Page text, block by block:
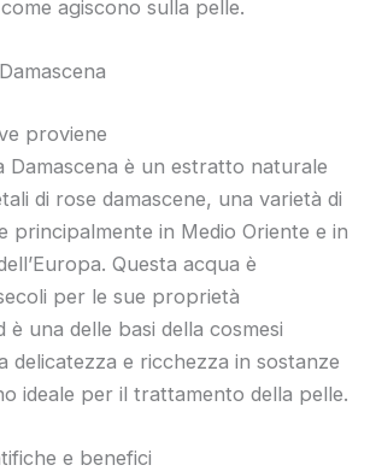
agiscono sulla pelle.
proviene
Damascena è un estratto naturale
di rose damascene, una varietà di
principalmente in Medio Oriente e in
Questa acqua è
per le sue proprietà
è una delle basi della cosmesi
delicatezza e ricchezza in sostanze
ideale per il trattamento della pelle.
e benefici